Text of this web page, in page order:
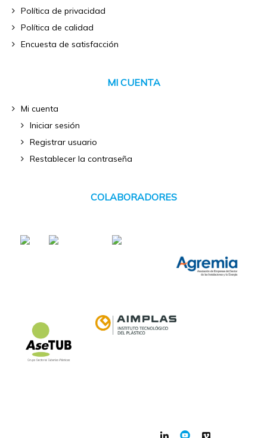
Política de privacidad
Política de calidad
Encuesta de satisfacción
MI CUENTA
Mi cuenta
Iniciar sesión
Registrar usuario
Restablecer la contraseña
COLABORADORES